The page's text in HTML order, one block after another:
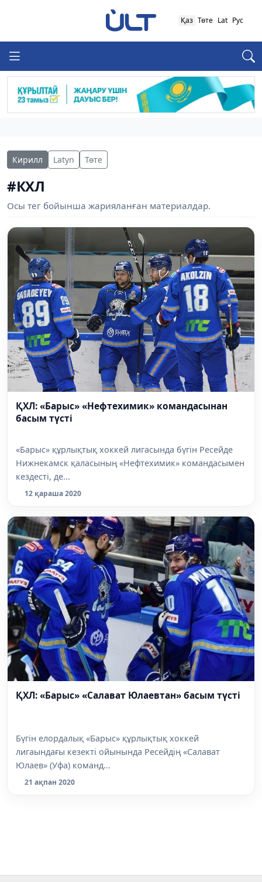
Қаз Төте Lat Рус
Кирилл Latyn Төте
#КХЛ
Осы тег бойынша жарияланған материалдар.
ҚХЛ: «Барыс» «Нефтехимик» командасынан
басым түсті
«Барыс» құрлықтық хоккей лигасында бүгін Ресейде
Нижнекамск қаласының «Нефтехимик» командасымен
кездесті, де...
12 қараша 2020
ҚХЛ: «Барыс» «Салават Юлаевтан» басым түсті
Бүгін елордалық «Барыс» құрлықтық хоккей
лигаындағы кезекті ойынында Ресейдің «Салават
Юлаев» (Уфа) команд...
21 ақпан 2020